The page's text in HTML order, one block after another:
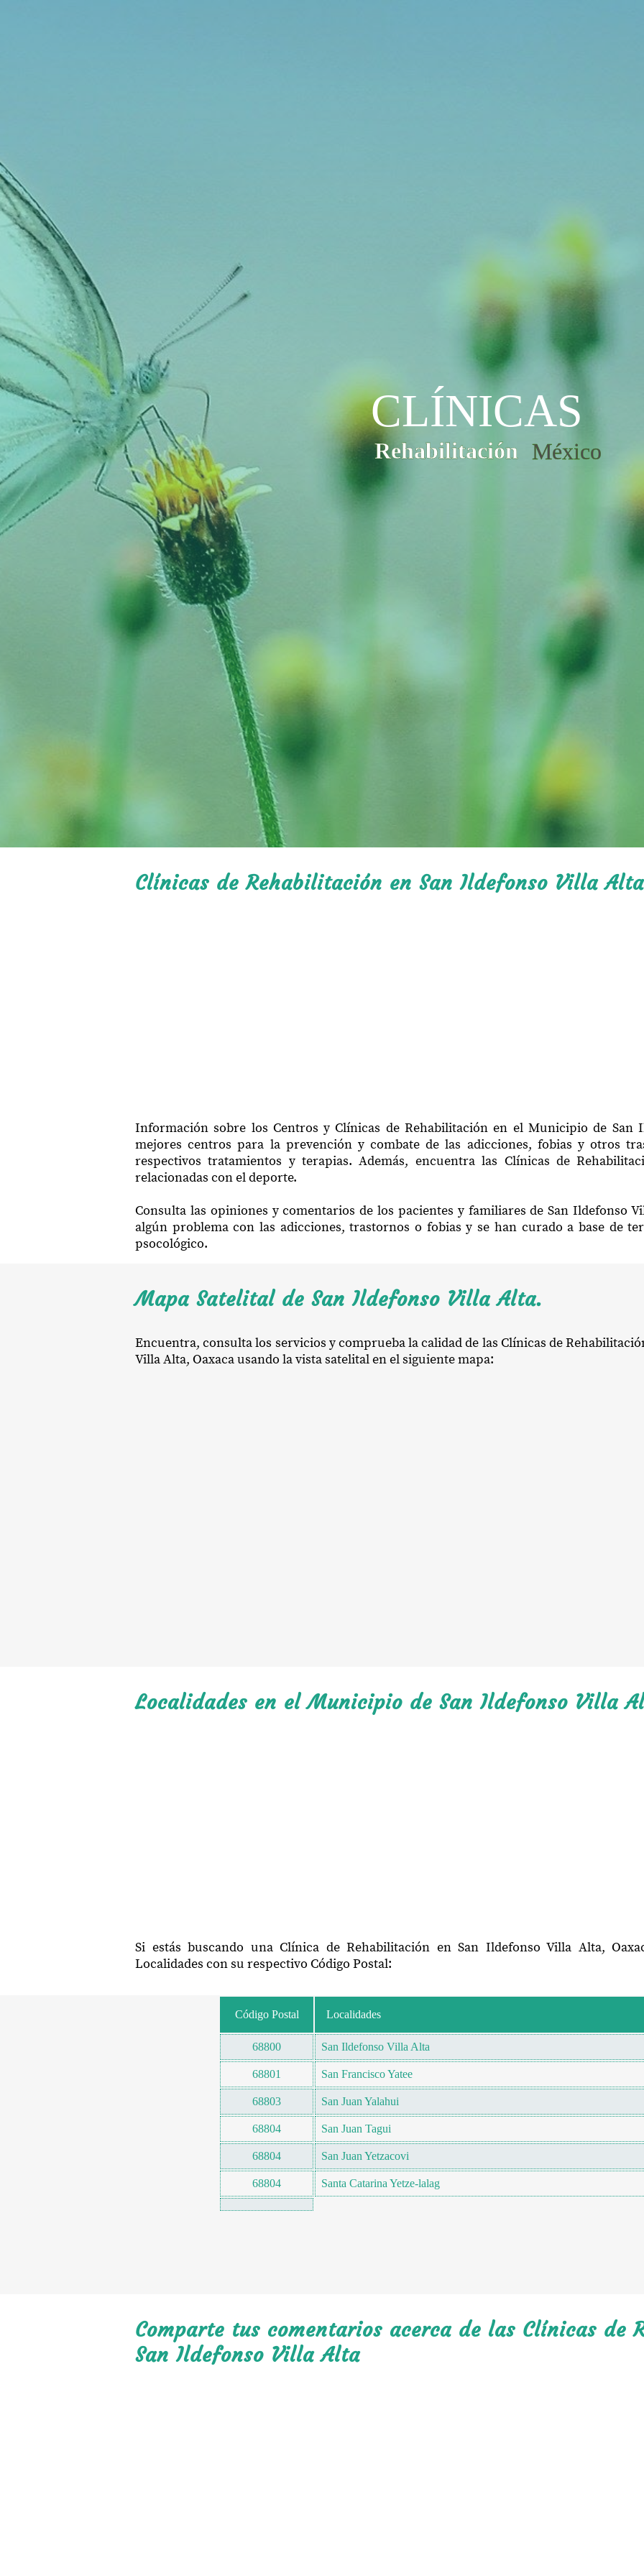
Clínicas de Rehabilitación en San Ildefonso Villa
Información sobre los Centros y Clínicas de Rehabilitación en el Municipio de San
mejores centros para la prevención y combate de las adicciones, fobias y otros
respectivos tratamientos y terapias. Además, encuentra las Clínicas de
relacionadas con el deporte.
Consulta las opiniones y comentarios de los pacientes y familiares de San Ildefonso
algún problema con las adicciones, trastornos o fobias y se han curado a base de
psocológico.
Mapa Satelital de San Ildefonso Villa Alta.
Encuentra, consulta los servicios y comprueba la calidad de las Clínicas de
Villa Alta, Oaxaca usando la vista satelital en el siguiente mapa:
Localidades en el Municipio de San Ildefonso Villa
Si estás buscando una Clínica de Rehabilitación en San Ildefonso Villa Alta,
Localidades con su respectivo Código Postal:
Código Postal Localidades
68800 San Ildefonso Villa Alta
68801 San Francisco Yatee
68803 San Juan Yalahui
68804 San Juan Tagui
68804 San Juan Yetzacovi
68804 Santa Catarina Yetze-lalag
Comparte tus comentarios acerca de las Clínicas de
San Ildefonso Villa Alta